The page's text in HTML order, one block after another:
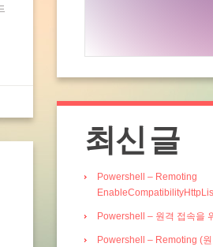
최신 글
Powershell – Remoting
Powershell – 원격 접속을
Powershell – Remoting (